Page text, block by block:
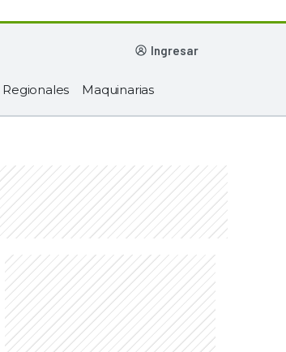
ingresar
Regionales Maquinarias